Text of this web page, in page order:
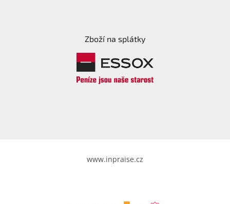
Zboží na splátky
www.inpraise.cz